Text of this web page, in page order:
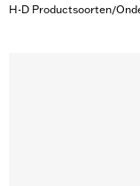
H-D Productsoorten/